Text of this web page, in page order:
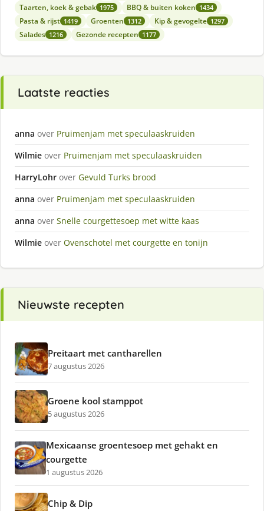
Taarten, koek & gebak 1975 BBQ & buiten koken 1434
Pasta & rijst 1419 Groenten 1312 Kip & gevogelte 1297
Salades 1216 Gezonde recepten 1177
Laatste reacties
anna over Pruimenjam met speculaaskruiden
Wilmie over Pruimenjam met speculaaskruiden
HarryLohr over Gevuld Turks brood
anna over Pruimenjam met speculaaskruiden
anna over Snelle courgettesoep met witte kaas
Wilmie over Ovenschotel met courgette en tonijn
Nieuwste recepten
Preitaart met cantharellen
7 augustus 2026
Groene kool stamppot
5 augustus 2026
Mexicaanse groentesoep met gehakt en
courgette
1 augustus 2026
Chip & Dip